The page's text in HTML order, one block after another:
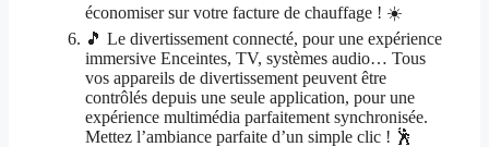
économiser sur votre facture de chauffage ! ☀️
🎵 Le divertissement connecté, pour une expérience
immersive Enceintes, TV, systèmes audio… Tous
vos appareils de divertissement peuvent être
contrôlés depuis une seule application, pour une
expérience multimédia parfaitement synchronisée.
Mettez l’ambiance parfaite d’un simple clic ! 🕺